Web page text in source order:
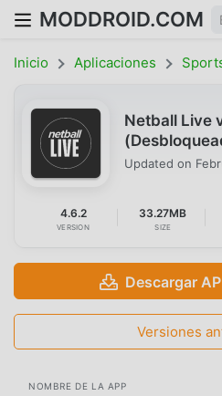
MODDROID.COM
Inicio Aplicaciones
Netball Live
Updated on
4.6.2
VERSION
33.27MB
SIZE
Descargar
Versiones
NOMBRE DE LA APP